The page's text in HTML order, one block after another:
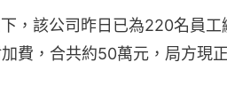
，該公司昨日已為220名員工
費，合共約50萬元，局方現